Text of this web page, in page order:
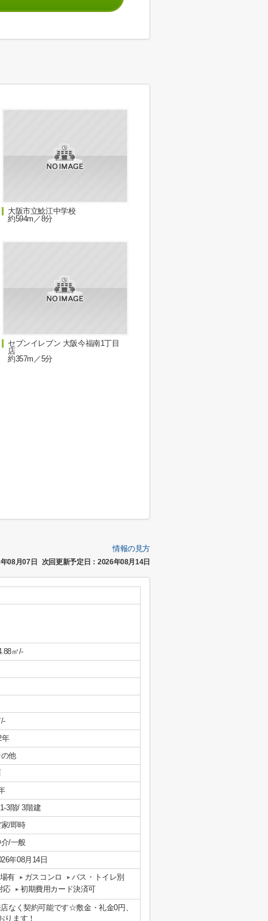
大阪市立鯰江中学校
約594m／8分
セブンイレブン 大阪今福南1丁目
店
約357m／5分
情報の見方
08月07日 次回更新予定日：2026年08月14日
㎡/-
年
他
3階/ 3階建
/即時
/一般
年08月14日
有
ガスコンロ
バス・トイレ別
応
初期費用カード決済可
なく契約可能です☆敷金・礼金0円、
ります！